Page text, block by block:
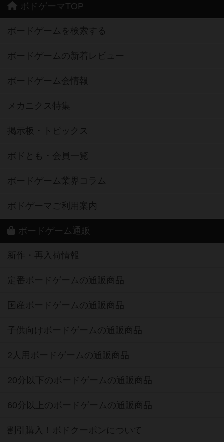
ボドゲーマTOP
ボードゲームを検索する
ボードゲームの新着レビュー
ボードゲーム会情報
メカニクス特集
掲示板・トピックス
ボドとも・会員一覧
ボードゲーム業界コラム
ボドゲーマご利用案内
ボードゲーム通販
新作・再入荷情報
定番ボードゲームの通販商品
国産ボードゲームの通販商品
子供向けボードゲームの通販商品
2人用ボードゲームの通販商品
20分以下のボードゲームの通販商品
60分以上のボードゲームの通販商品
割引購入！ボドクーポンについて